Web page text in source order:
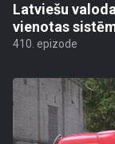
Latviešu
vienotas
410. epizode